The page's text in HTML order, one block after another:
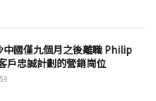
中國僅九個月之後離職 Philip
戶忠誠計劃的營銷崗位